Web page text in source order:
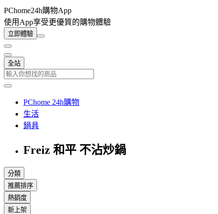
PChome24h購物App
使用App享受更優質的購物體驗
立即體驗
全站
PChome 24h購物
生活
鍋具
Freiz 和平 不沾炒鍋
分類
推薦排序
熱銷度
新上架